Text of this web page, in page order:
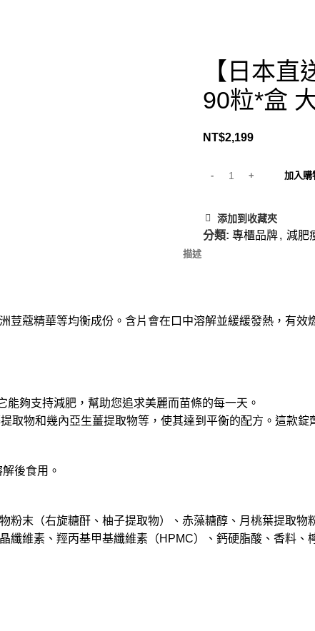
【日本
90粒*盒
NT$2,199
加入購
添加到收藏夾
分類: 專櫃品牌, 減肥
描述
荳蔻精華等均衡成份。含片會在口中溶解並緩緩發熱，有效
夠支持減肥，幫助您追求美麗而苗條的每一天。
取物和幾內亞生薑提取物等，使其達到平衡的配方。這款
後食用。
粉末（右旋糖酐、柚子提取物）、赤藻糖醇、月桃葉提取
纖維素、羥丙基甲基纖維素（HPMC）、鈣硬脂酸、香料